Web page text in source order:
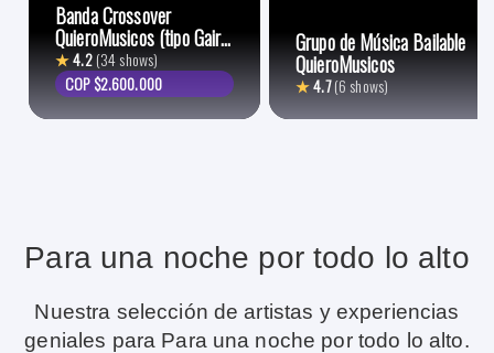
Banda Crossover
QuieroMusicos (tipo Gaira
y Kukara)
★4.2(34 shows)
COP $2.600.000
Grupo de Música Bailable
QuieroMusicos
★4.7(6 shows)
Para una noche por todo lo alto
Nuestra selección de artistas y experiencias
geniales para Para una noche por todo lo alto.